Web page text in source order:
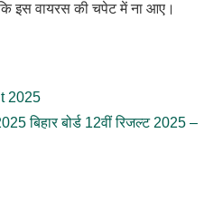
इस वायरस की चपेट में ना आए।
बिहार बोर्ड 12वीं रिजल्ट 2025 –